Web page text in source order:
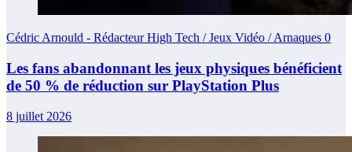
Cédric Arnould - Rédacteur High Tech / Jeux Vidéo / Arnaques 0
Les fans abandonnant les jeux physiques bénéficient
de 50 % de réduction sur PlayStation Plus
8 juillet 2026